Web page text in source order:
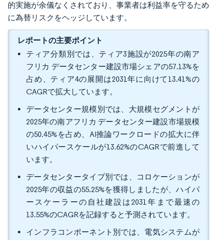
的実施が余儀なくされており、事業者は利益率を守るため
に為替リスクをヘッジしています。
レポートの主要ポイント
ティア分類別では、ティア3施設が2025年の南ア
フリカ データセンター建設市場シェアの57.13%を
占め、ティア4の展開は2031年に向けて13.41%の
CAGRで拡大しています。
データセンター規模別では、大規模セグメントが
2025年の南アフリカ データセンター建設市場規模
の50.45%を占め、AI推論ワークロードの拡大に伴
いハイパースケールが13.62%のCAGRで前進して
います。
データセンタータイプ別では、コロケーションが
2025年の収益の55.25%を獲得しましたが、ハイパ
ースケーラーの自社建設は2031年まで最速の
13.55%のCAGRを記録すると予測されています。
インフラコンポーネント別では、電気システムが